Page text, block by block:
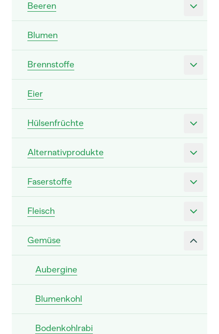
Beeren
Blumen
Brennstoffe
Eier
Hülsenfrüchte
Alternativprodukte
Faserstoffe
Fleisch
Gemüse
Aubergine
Blumenkohl
Bodenkohlrabi